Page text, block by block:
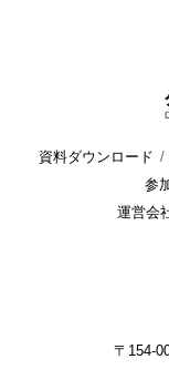
資料ダウンロード
参
運営会
〒154-